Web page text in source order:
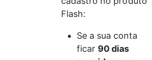
Flash:
Se a sua conta
ficar 90 dias